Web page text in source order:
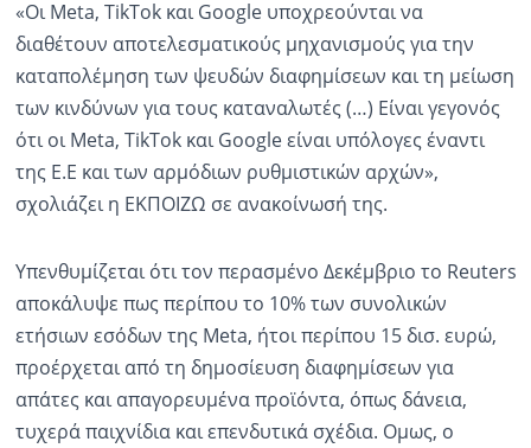
«Οι Meta, TikTok και Google υποχρεούνται να
διαθέτουν αποτελεσματικούς μηχανισμούς για την
καταπολέμηση των ψευδών διαφημίσεων και τη μείωση
των κινδύνων για τους καταναλωτές (…) Είναι γεγονός
ότι οι Meta, TikTok και Google είναι υπόλογες έναντι
της Ε.Ε και των αρμόδιων ρυθμιστικών αρχών»,
σχολιάζει η ΕΚΠΟΙΖΩ σε ανακοίνωσή της.
Υπενθυμίζεται ότι τον περασμένο Δεκέμβριο το Reuters
αποκάλυψε πως περίπου το 10% των συνολικών
ετήσιων εσόδων της Meta, ήτοι περίπου 15 δισ. ευρώ,
προέρχεται από τη δημοσίευση διαφημίσεων για
απάτες και απαγορευμένα προϊόντα, όπως δάνεια,
τυχερά παιχνίδια και επενδυτικά σχέδια. Ομως, ο